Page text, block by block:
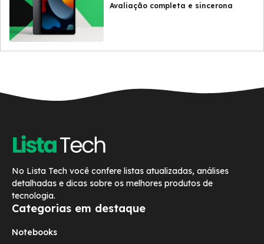
Avaliação completa e sincerona
No Lista Tech você confere listas atualizadas, análises
detalhadas e dicas sobre os melhores produtos de
tecnologia.
Categorias em destaque
Notebooks